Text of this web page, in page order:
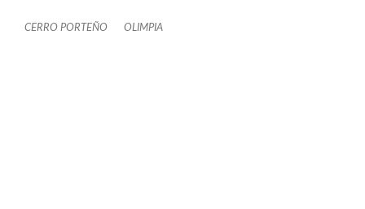
CERRO PORTEÑO OLIMPIA